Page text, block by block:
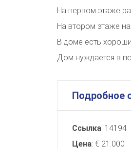
На первом этаже
На втором этаже
В доме есть
Дом нуждается в
Подробное
Ссылка: 14194
Цена: € 21.000